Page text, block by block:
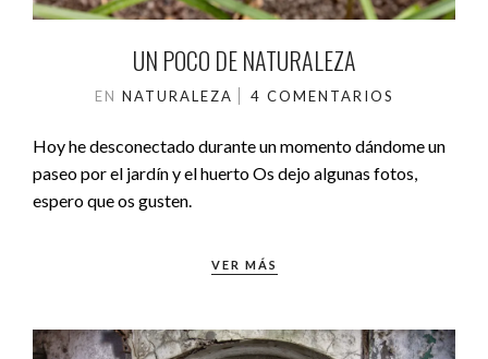
UN POCO DE NATURALEZA
EN NATURALEZA 4 COMENTARIOS
Hoy he desconectado durante un momento dándome un
paseo por el jardín y el huerto Os dejo algunas fotos,
espero que os gusten.
VER MÁS